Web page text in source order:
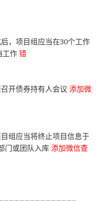
，项目组应当在30个工作
工作错
开债券持有人会议添加微
组应当将终止项目信息于
门或团队入库添加微信查